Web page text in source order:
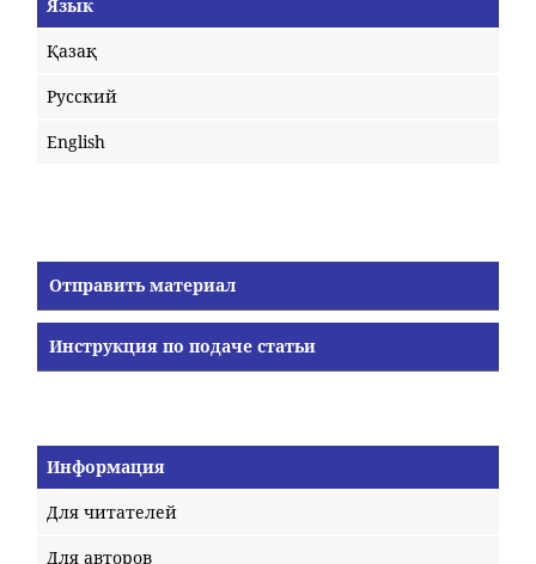
Язык
Қазақ
Русский
English
Отправить материал
Инструкция по подаче статьи
Информация
Для читателей
Для авторов